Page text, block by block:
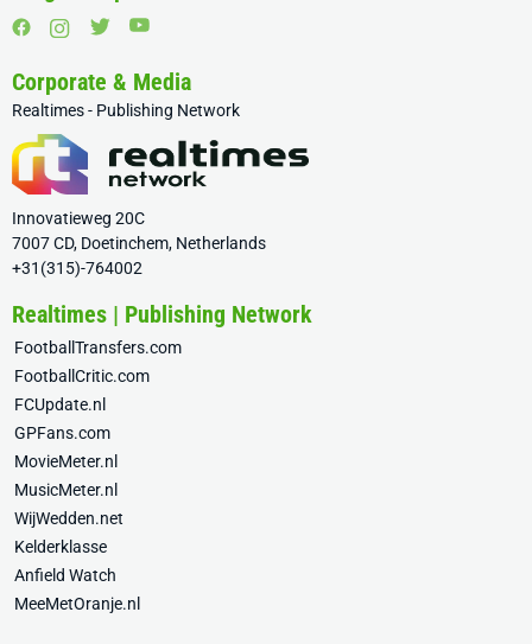
Corporate & Media
Realtimes - Publishing Network
Innovatieweg 20C
7007 CD, Doetinchem, Netherlands
+31(315)-764002
Realtimes | Publishing Network
FootballTransfers.com
FootballCritic.com
FCUpdate.nl
GPFans.com
MovieMeter.nl
MusicMeter.nl
WijWedden.net
Kelderklasse
Anfield Watch
MeeMetOranje.nl